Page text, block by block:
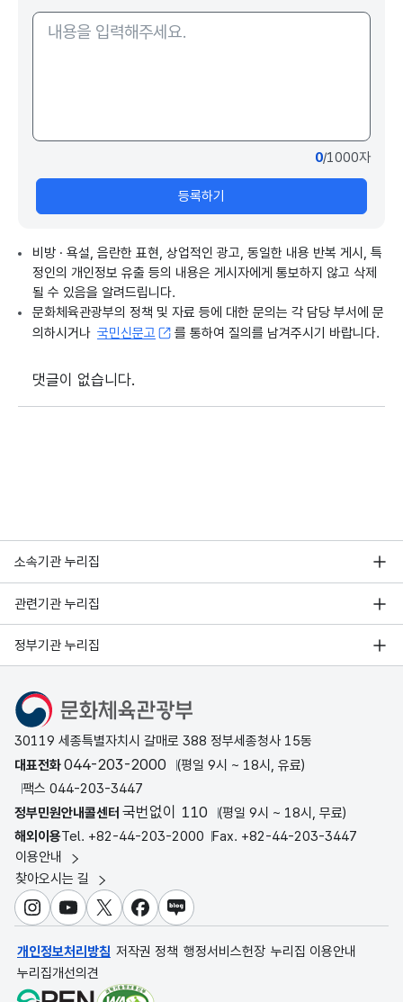
0/1000자
등록하기
비방 · 욕설, 음란한 표현, 상업적인 광고, 동일한 내용 반복 게시, 특
정인의 개인정보 유출 등의 내용은 게시자에게 통보하지 않고 삭제
될 수 있음을 알려드립니다.
문화체육관광부의 정책 및 자료 등에 대한 문의는 각 담당 부서에 문
의하시거나 국민신문고 를 통하여 질의를 남겨주시기 바랍니다.
댓글이 없습니다.
소속기관 누리집
관련기관 누리집
정부기관 누리집
문화체육관광부
30119 세종특별자치시 갈매로 388 정부세종청사 15동
대표전화044-203-2000
(평일 9시 ~ 18시, 유료)
팩스 044-203-3447
정부민원안내콜센터 국번없이 110
(평일 9시 ~ 18시, 무료)
해외이용Tel. +82-44-203-2000 Fax. +82-44-203-3447
이용안내
찾아오시는 길
인스타그램
유튜브X 페이스북
블로그
개인정보처리방침 저작권 정책 행정서비스헌장 누리집 이용안내
누리집개선의견